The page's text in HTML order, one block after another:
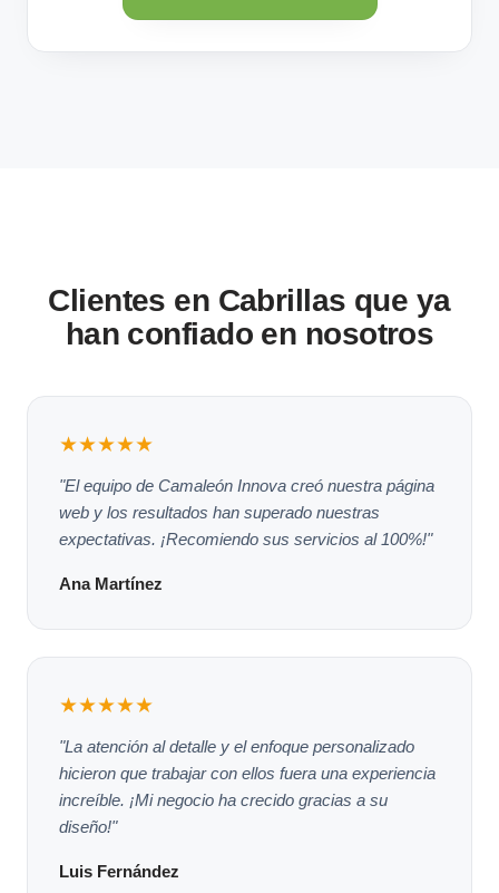
Clientes en Cabrillas que ya
han confiado en nosotros
★★★★★
"El equipo de Camaleón Innova creó nuestra página
web y los resultados han superado nuestras
expectativas. ¡Recomiendo sus servicios al 100%!"
Ana Martínez
★★★★★
"La atención al detalle y el enfoque personalizado
hicieron que trabajar con ellos fuera una experiencia
increíble. ¡Mi negocio ha crecido gracias a su
diseño!"
Luis Fernández